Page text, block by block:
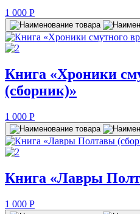
1 000 P
Книга «Хроники
(сборник)»
1 000 P
Книга «Лавры
1 000 P